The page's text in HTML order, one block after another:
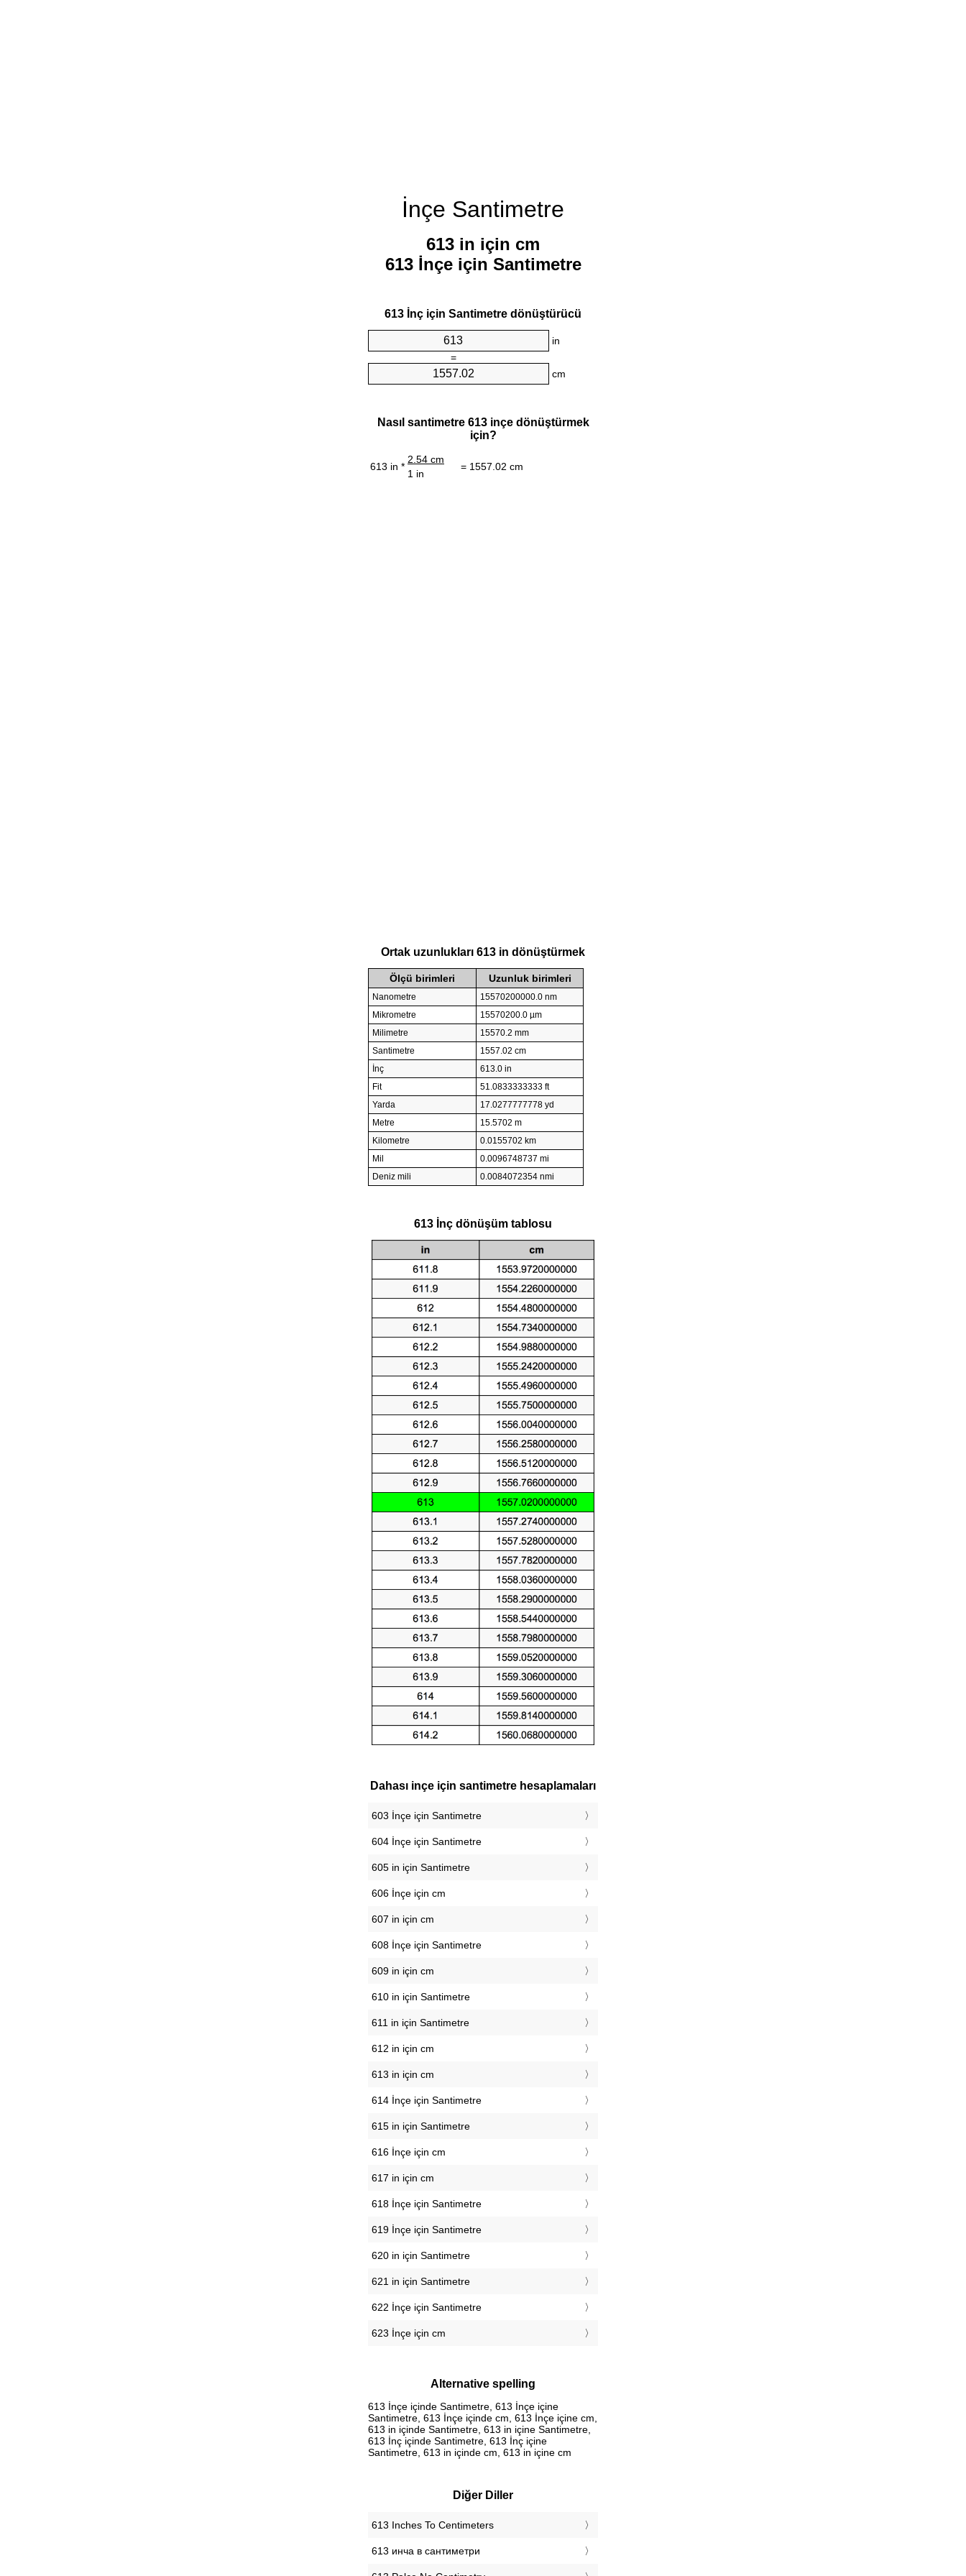
İnçe Santimetre
613 in için cm
613 İnçe için Santimetre
613 İnç için Santimetre dönüştürücü
in
=
cm
Nasıl santimetre 613 inçe dönüştürmek
için?
613 in *
2.54 cm
= 1557.02 cm
1 in
Ortak uzunlukları 613 in dönüştürmek
Ölçü birimleri Uzunluk birimleri
Nanometre
15570200000.0 nm
Mikrometre
15570200.0 µm
Milimetre
15570.2 mm
Santimetre
1557.02 cm
İnç
613.0 in
Fit
51.0833333333 ft
Yarda
17.0277777778 yd
Metre
15.5702 m
Kilometre
0.0155702 km
Mil
0.0096748737 mi
Deniz mili
0.0084072354 nmi
613 İnç dönüşüm tablosu
Dahası inçe için santimetre hesaplamaları
603 İnçe için Santimetre
604 İnçe için Santimetre
605 in için Santimetre
606 İnçe için cm
607 in için cm
608 İnçe için Santimetre
609 in için cm
610 in için Santimetre
611 in için Santimetre
612 in için cm
613 in için cm
614 İnçe için Santimetre
615 in için Santimetre
616 İnçe için cm
617 in için cm
618 İnçe için Santimetre
619 İnçe için Santimetre
620 in için Santimetre
621 in için Santimetre
622 İnçe için Santimetre
623 İnçe için cm
Alternative spelling
613 İnçe içinde Santimetre, 613 İnçe içine
Santimetre, 613 İnçe içinde cm, 613 İnçe içine cm,
613 in içinde Santimetre, 613 in içine Santimetre,
613 İnç içinde Santimetre, 613 İnç içine
Santimetre, 613 in içinde cm, 613 in içine cm
Diğer Diller
‎613 Inches To Centimeters
‎613 инча в сантиметри